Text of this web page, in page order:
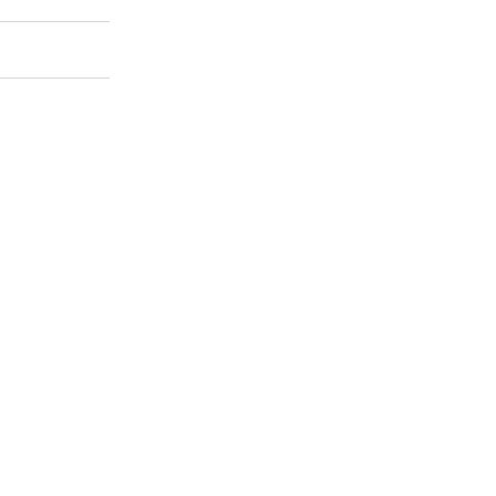
DEL COSTURERAZO: “ENTRE MATES Y MÁQUINAS”
NUEVA TARDECITA DE BOLICHE LLENA DE ALEGRÍA Y